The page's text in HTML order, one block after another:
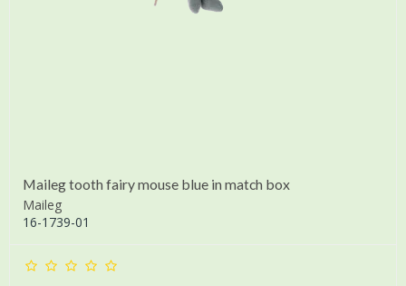
Maileg tooth fairy mouse blue in match box
Maileg
16-1739-01